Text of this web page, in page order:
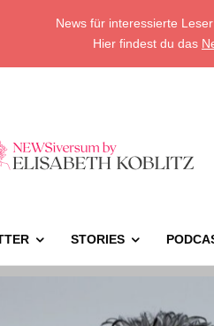
News für interessierte
Hier findest du das
STORIES